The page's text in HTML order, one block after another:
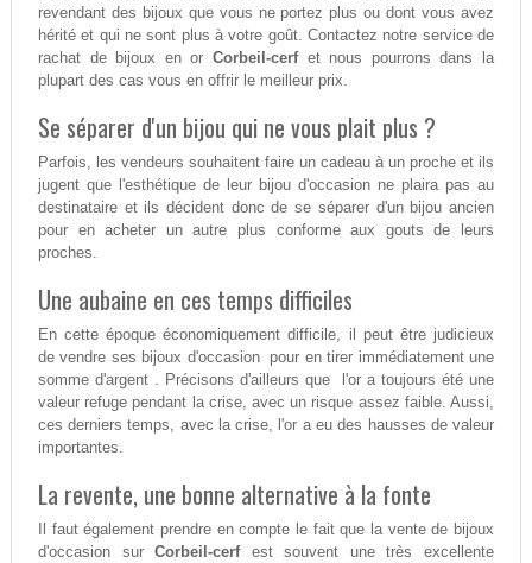
revendant des bijoux que vous ne portez plus ou dont vous avez
hérité et qui ne sont plus à votre goût. Contactez notre service de
rachat de bijoux en or Corbeil-cerfet nous pourrons dans la
plupart des cas vous en offrir le meilleur prix.
Se séparer d'un bijou qui ne vous plait plus ?
Parfois, les vendeurs souhaitent faire un cadeau à un proche et ils
jugent que l'esthétique de leur bijou d'occasion ne plaira pas au
destinataire et ils décident donc de se séparer d'un bijou ancien
pour en acheter un autre plus conforme aux gouts de leurs
proches.
Une aubaine en ces temps difficiles
En cette époque économiquement difficile, il peut être judicieux
de vendre ses bijoux d'occasion pour en tirer immédiatement une
somme d'argent . Précisons d'ailleurs que l'or a toujours été une
valeur refuge pendant la crise, avec un risque assez faible. Aussi,
ces derniers temps, avec la crise, l'or a eu des hausses de valeur
importantes.
La revente, une bonne alternative à la fonte
Il faut également prendre en compte le fait que la vente de bijoux
d'occasion surCorbeil-cerfest souvent une très excellente